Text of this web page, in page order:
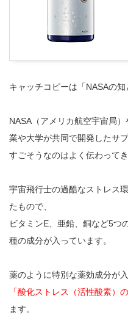
キャッチコピーは「NASAの
NASA（アメリカ航空宇宙局
業や大学が共同で開発したサプ
すごそうなのはよく伝わって
宇宙飛行士の過酷なストレス
たもので、
ビタミンE、亜鉛、銅など5つ
種の成分が入っています。
薬のように特別な薬効成分が
「酸化ストレス（活性酸素）の
ます。